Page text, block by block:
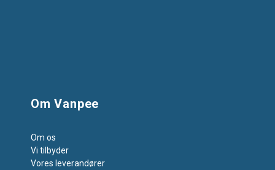
Om Vanpee
Om os
Vi tilbyder
Vores leverandører